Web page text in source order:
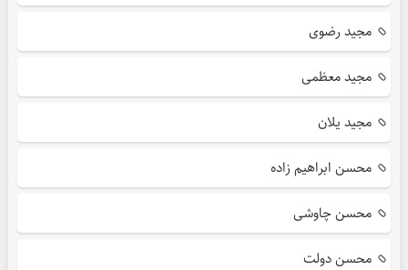
مجید رضوی
مجید معظمی
مجید یلان
محسن ابراهیم زاده
محسن چاوشی
محسن دولت